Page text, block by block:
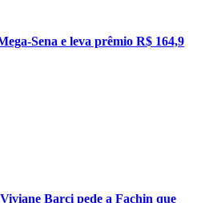
Sena e leva prêmio R$ 164,9
Barci pede a Fachin que